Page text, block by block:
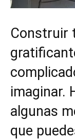
Construir
imaginar.
algunas
que